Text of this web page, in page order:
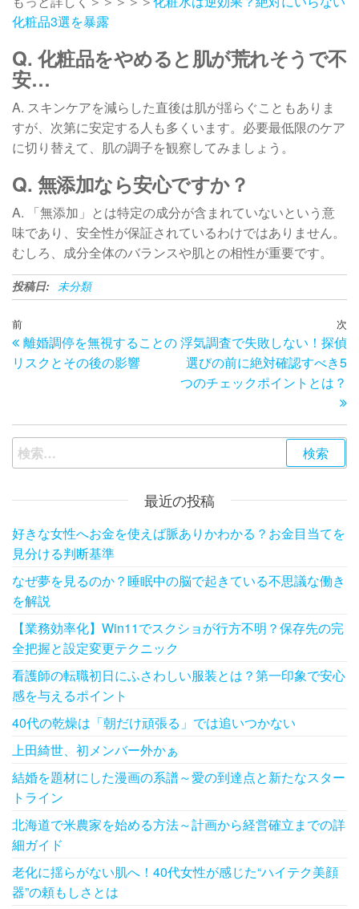
化粧品3選を暴露
Q. 化粧品をやめると肌が荒れそうで不
安…
A. スキンケアを減らした直後は肌が揺らぐこともありま
すが、次第に安定する人も多くいます。必要最低限のケア
に切り替えて、肌の調子を観察してみましょう。
Q. 無添加なら安心ですか？
A. 「無添加」とは特定の成分が含まれていないという意
味であり、安全性が保証されているわけではありません。
むしろ、成分全体のバランスや肌との相性が重要です。
投稿日: 未分類
投
稿
ゲ
ー
ン
過
去
の
前
離婚調停を無視することの
リスクとその後の影響
次
の
投
次
浮気調査で失敗しない！探偵
選びの前に絶対確認すべき5
つのチェックポイントとは？
検
索:
最近の投稿
好きな女性へお金を使えば脈ありかわかる？お金目当てを
見分ける判断基準
なぜ夢を見るのか？睡眠中の脳で起きている不思議な働き
を解説
【業務効率化】Win11でスクショが行方不明？保存先の完
全把握と設定変更テクニック
看護師の転職初日にふさわしい服装とは？第一印象で安心
感を与えるポイント
40代の乾燥は「朝だけ頑張る」では追いつかない
上田綺世、初メンバー外かぁ
結婚を題材にした漫画の系譜～愛の到達点と新たなスター
トライン
北海道で米農家を始める方法～計画から経営確立までの詳
細ガイド
老化に揺らがない肌へ！40代女性が感じた“ハイテク美顔
器”の頼もしさとは